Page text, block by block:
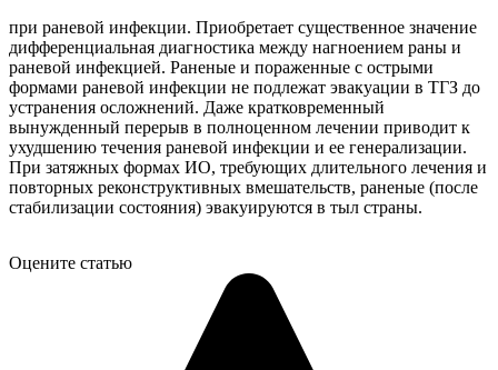
при раневой инфекции. Приобретает существенное значение
дифференциальная диагностика между нагноением раны и
раневой инфекцией. Раненые и пораженные с острыми
формами раневой инфекции не подлежат эвакуации в ТГЗ до
устранения осложнений. Даже кратковременный
вынужденный перерыв в полноценном лечении приводит к
ухудшению течения раневой инфекции и ее генерализации.
При затяжных формах ИО, требующих длительного лечения и
повторных реконструктивных вмешательств, раненые (после
стабилизации состояния) эвакуируются в тыл страны.
Оцените статью